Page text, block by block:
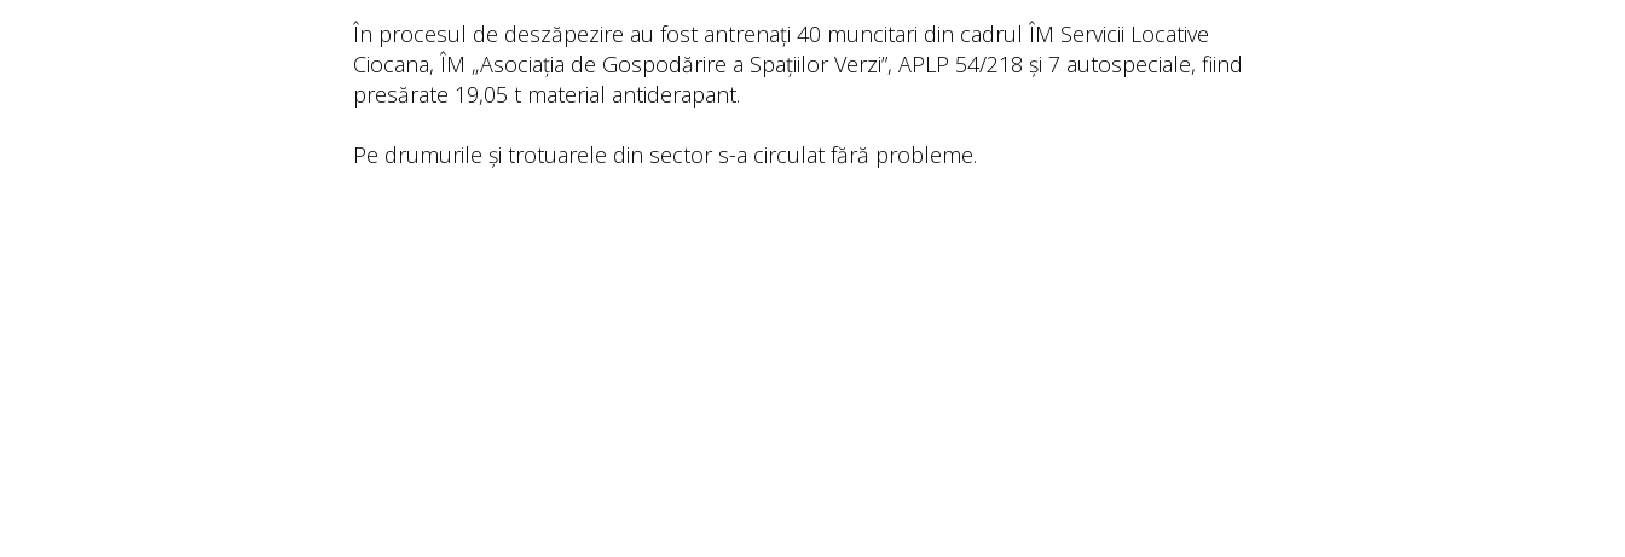
În procesul de deszăpezire au fost antrenați 40 muncitari din cadrul ÎM Servicii Locative
Ciocana, ÎM „Asociația de Gospodărire a Spațiilor Verzi”, APLP 54/218 și 7 autospeciale, fiind
presărate 19,05 t material antiderapant.
Pe drumurile și trotuarele din sector s-a circulat fără probleme.